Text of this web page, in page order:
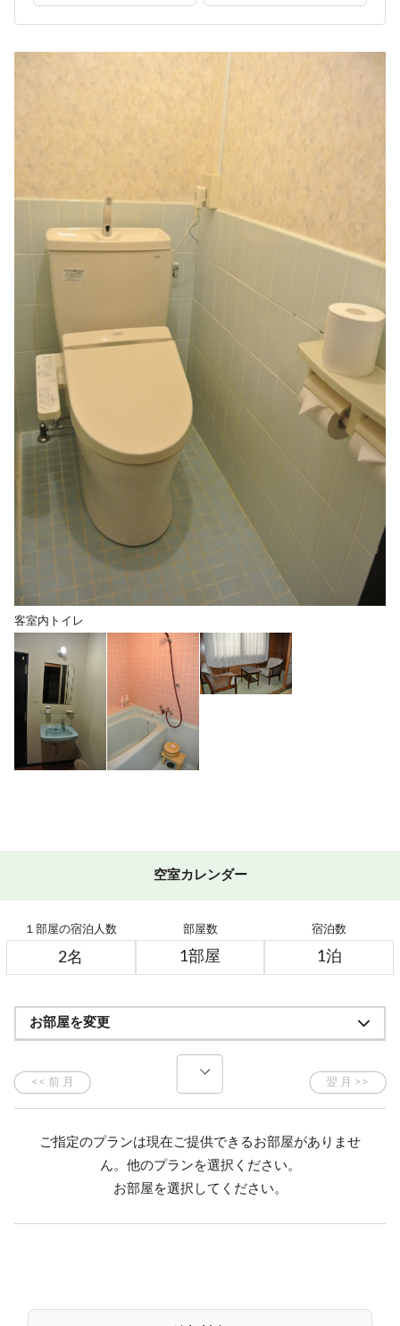
客室内トイレ
空室カレンダー
１部屋の宿泊人数 部屋数 宿泊数
お部屋を変更
ご指定のプランは現在ご提供できるお部屋がありませ
ん。他のプランを選択ください。
お部屋を選択してください。